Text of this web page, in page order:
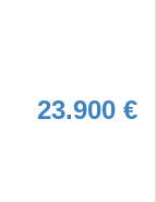
23.900 €